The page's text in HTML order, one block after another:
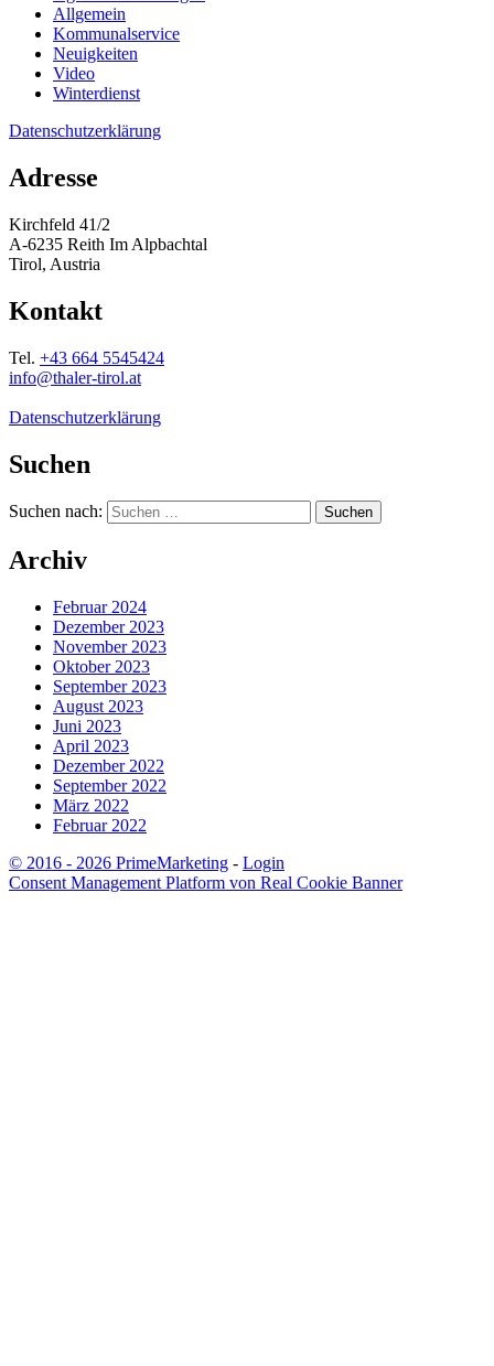
Allgemein
Kommunalservice
Neuigkeiten
Video
Winterdienst
Datenschutzerklärung
Adresse
Kirchfeld 41/2
A-6235 Reith Im Alpbachtal
Tirol, Austria
Kontakt
Tel. +43 664 5545424
info@thaler-tirol.at
Datenschutzerklärung
Suchen
Suchen nach:
Archiv
Februar 2024
Dezember 2023
November 2023
Oktober 2023
September 2023
August 2023
Juni 2023
April 2023
Dezember 2022
September 2022
März 2022
Februar 2022
© 2016 - 2026 PrimeMarketing - Login
Consent Management Platform von Real Cookie Banner